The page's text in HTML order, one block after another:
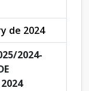
de 2024
2024-
2024